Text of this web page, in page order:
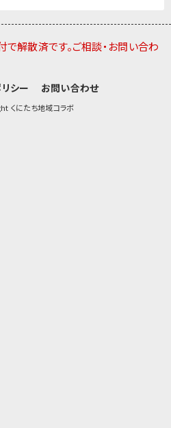
解散済です。ご相談・お問い合わ
シー お問い合わせ
くにたち地域コラボ